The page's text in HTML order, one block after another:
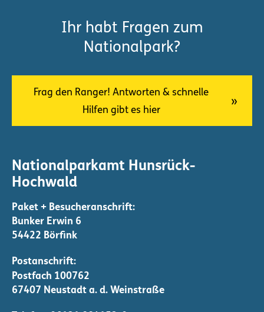
Ihr habt Fragen zum
Nationalpark?
Frag den Ranger! Antworten & schnelle
Hilfen gibt es hier
Nationalparkamt Hunsrück-
Hochwald
Bunker Erwin 6
54422 Börfink